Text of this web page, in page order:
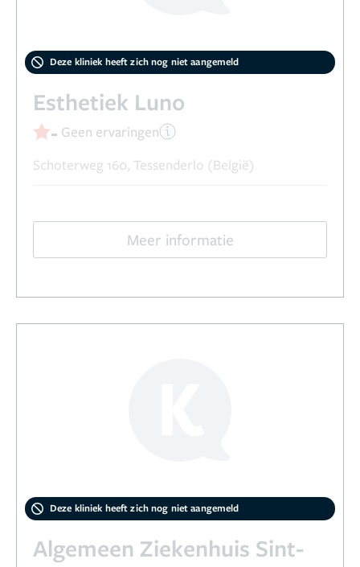
Deze kliniek heeft zich nog niet aangemeld
Esthetiek Luno
- Geen ervaringen
Schoterweg 160, Tessenderlo (België)
Meer informatie
Deze kliniek heeft zich nog niet aangemeld
Algemeen Ziekenhuis Sint-